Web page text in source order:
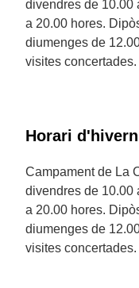
divendres de 10.00
a 20.00 hores.
diumenges de
visites concertades.
Horari d'hivern
Campament de La
divendres de 10.00
a 20.00 hores.
diumenges de
visites concertades.